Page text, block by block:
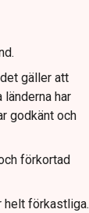
gäller att
har
godkänt och
förkortad
helt förkastliga.